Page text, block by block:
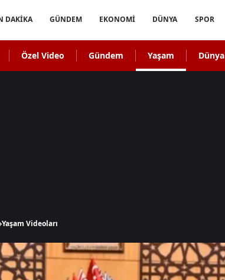
DAKİKA GÜNDEM EKONOMİ DÜNYA SPOR
Özel Video Gündem Yaşam Dünya
Yaşam Videoları